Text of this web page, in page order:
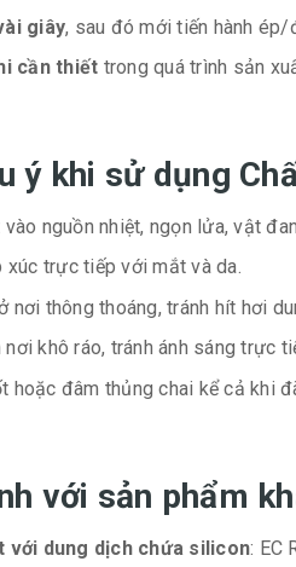
giây, sau đó mới tiến hành ép/
cần thiết trong quá trình sản
ý khi sử dụng
nguồn nhiệt, ngọn lửa, vật
xúc trực tiếp với mắt và da.
nơi thông thoáng, tránh hít hơi
nơi khô ráo, tránh ánh sáng trực
hoặc đâm thủng chai kể cả khi
với sản phẩm
với dung dịch chứa silicon: EC